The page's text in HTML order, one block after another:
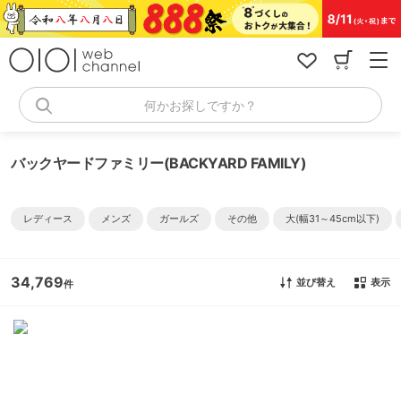
コ
ン
何かお探しですか？
バックヤードファミリー(BACKYARD FAMILY)
レディース メンズ ガールズ その他 大(幅31～45cm以下)
34,769 並び替え 表示